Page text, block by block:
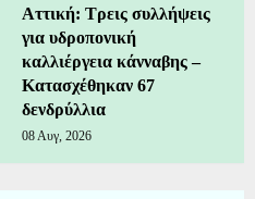
Αττική: Τρεις συλλήψεις
για υδροπονική
καλλιέργεια κάνναβης –
Κατασχέθηκαν 67
δενδρύλλια
08 Αυγ, 2026